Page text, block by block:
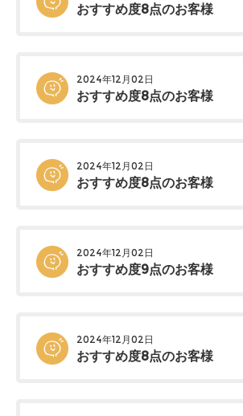
おすすめ度8点のお客様
2024年12月02日
おすすめ度8点のお客様
2024年12月02日
おすすめ度8点のお客様
2024年12月02日
おすすめ度9点のお客様
2024年12月02日
おすすめ度8点のお客様